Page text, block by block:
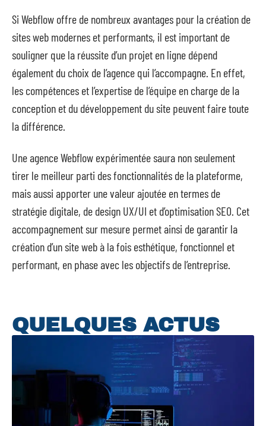
Si Webflow offre de nombreux avantages pour la création de
sites web modernes et performants, il est important de
souligner que la réussite d’un projet en ligne dépend
également du choix de l’agence qui l’accompagne. En effet,
les compétences et l’expertise de l’équipe en charge de la
conception et du développement du site peuvent faire toute
la différence.
Une agence Webflow expérimentée saura non seulement
tirer le meilleur parti des fonctionnalités de la plateforme,
mais aussi apporter une valeur ajoutée en termes de
stratégie digitale, de design UX/UI et d’optimisation SEO. Cet
accompagnement sur mesure permet ainsi de garantir la
création d’un site web à la fois esthétique, fonctionnel et
performant, en phase avec les objectifs de l’entreprise.
QUELQUES ACTUS